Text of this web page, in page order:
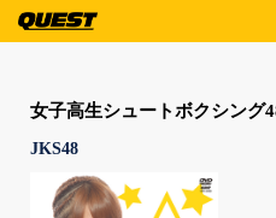
女子高生シュートボクシング
JKS48